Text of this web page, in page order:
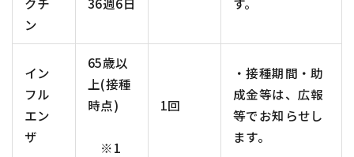
ン
イン
フル
エン
ザ
65歳以
上(接種
時点)
※1
1回
・接種期間・助
成金等は、広報
等でお知らせし
ます。